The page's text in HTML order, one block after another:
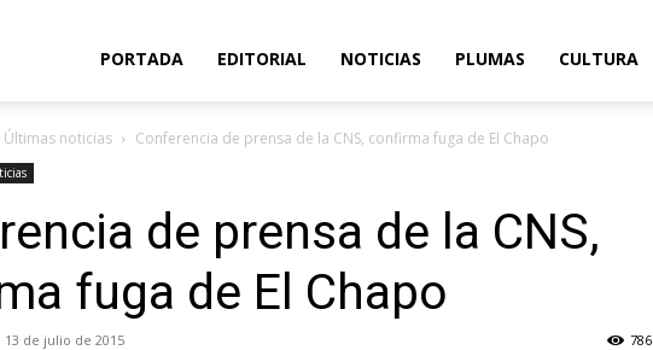
Evolución
PORTADA EDITORIAL NOTICIAS PLUMAS CULTURA
Últimas noticias Conferencia de prensa de la CNS, confirma fuga de El Chapo
de prensa de la CNS,
fuga de El Chapo
13 de julio de 2015 786